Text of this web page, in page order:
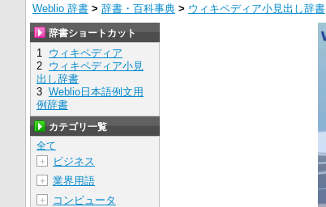
Weblio 辞書 > 辞書・百科事典 > ウィキペディア小見出し辞書
辞書ショートカット
1 ウィキペディア
2 ウィキペディア小見
出し辞書
3 Weblio日本語例文用
例辞書
カテゴリ一覧
全て
＋
ビジネス
＋ 業界用語
＋ コンピュータ